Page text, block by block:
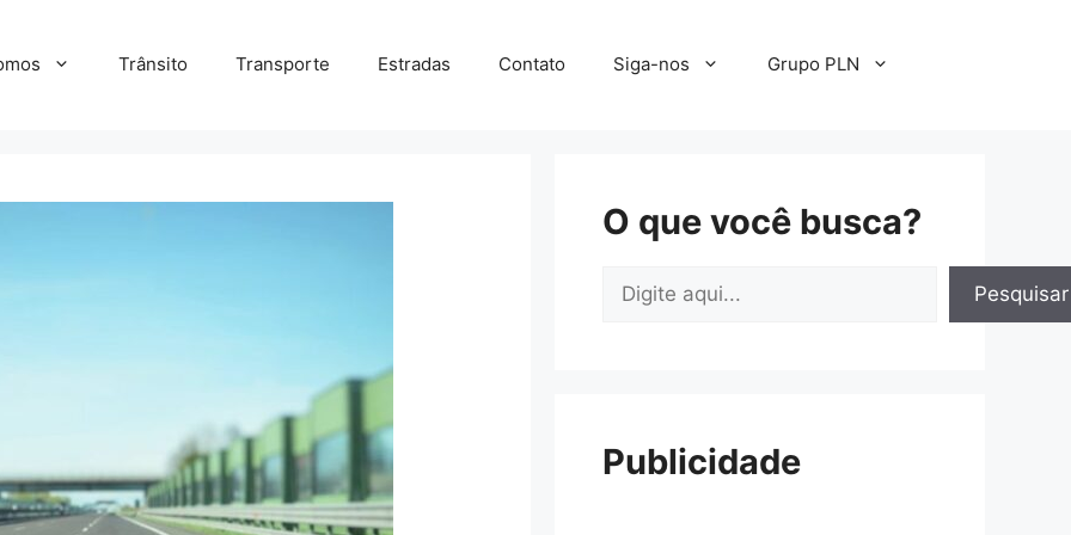
Trânsito Transporte Estradas Contato Siga-nos Grupo PLN
O que você busca?
Pesquisar
Publicidade